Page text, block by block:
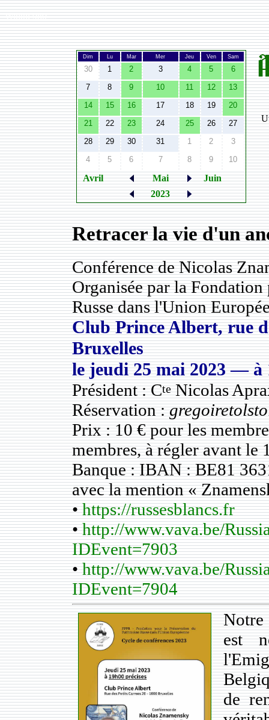
Width:980
Dim Lu Mar Mer Jeu Ven Sam
30 1 2 3 4 5
6
7
8 9 10 11 12
13
14
15 16 17 18 19
20
21
22 23 24 25 26
27
28
29 30 31 1 2
3
4
5 6 7 8 9 10
Avril Mai
Juin
2023
Retracer la vie d'un
Conférence de Nicolas
Organisée par la
Russe dans l'Union
Club Prince Albert, rue
Bruxelles
lejeudi 25 mai 2023— à
Président : CteNicolas
Réservation :
Prix : 10 € pour les
membres, à régler avant le
Banque : IBAN : BE81
avec la mention «
•https://russesblancs.fr
•http://www.vava.be/
IDEvent=7903
•http://www.vava.be/
IDEvent=7904
est
de